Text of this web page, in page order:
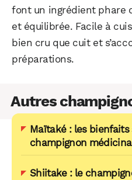
font un ingrédient phare
et équilibrée. Facile à
bien cru que cuit et
préparations.
Autres
Maïtaké : les
champignon
Shiitake : le